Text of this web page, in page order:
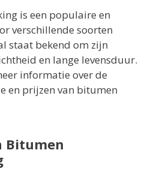
is een populaire en
verschillende soorten
staat bekend om zijn
en lange levensduur.
informatie over de
en prijzen van bitumen
Bitumen